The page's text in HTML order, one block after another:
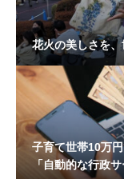
花火の美しさを
子育て世帯10万
「自動的な行政